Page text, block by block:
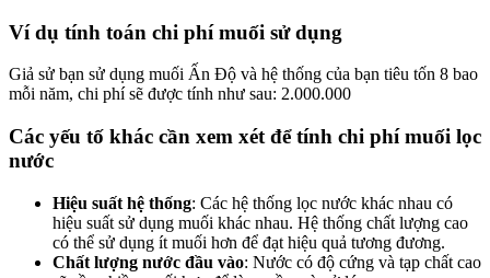
Ví dụ tính toán chi phí muối sử dụng
Giả sử bạn sử dụng muối Ấn Độ và hệ thống của bạn tiêu tốn 8 bao
mỗi năm, chi phí sẽ được tính như sau: 2.000.000
Các yếu tố khác cần xem xét để tính chi phí muối lọc
nước
Hiệu suất hệ thống: Các hệ thống lọc nước khác nhau có
hiệu suất sử dụng muối khác nhau. Hệ thống chất lượng cao
có thể sử dụng ít muối hơn để đạt hiệu quả tương đương.
Chất lượng nước đầu vào: Nước có độ cứng và tạp chất cao